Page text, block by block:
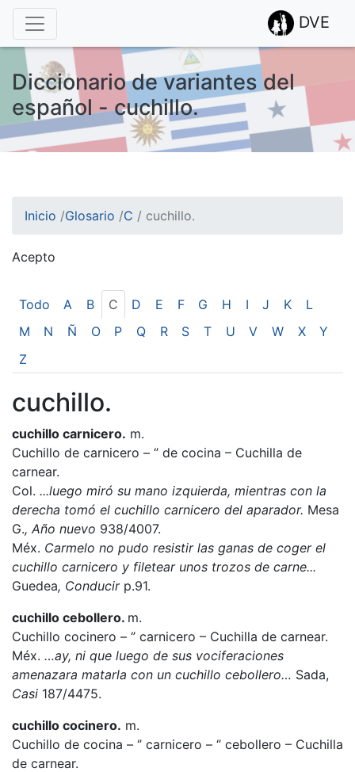
DVE
Diccionario de variantes del
español - cuchillo.
Inicio /Glosario /C / cuchillo.
Acepto
Esto nos ayuda a recolectar estadísticas de las visitas.
Todo A B C D E F G H I J K
L
M
N Ñ O P Q R S T U V W X
Y
Z
cuchillo.
cuchillo carnicero. m.
Cuchillo de carnicero – ‘’ de cocina – Cuchilla de
carnear.
Col. ...luego miró su mano izquierda, mientras con la
derecha tomó el cuchillo carnicero del aparador. Mesa
G., Año nuevo 938/4007.
Méx. Carmelo no pudo resistir las ganas de coger el
cuchillo carnicero y filetear unos trozos de carne...
Guedea, Conducirp.91.
cuchillo cebollero. m.
Cuchillo cocinero – ‘’ carnicero – Cuchilla de carnear.
Méx. …ay, ni que luego de sus vociferaciones
amenazara matarla con un cuchillo cebollero… Sada,
Casi 187/4475.
cuchillo cocinero. m.
Cuchillo de cocina – ‘’ carnicero – ‘’ cebollero – Cuchilla
de carnear.